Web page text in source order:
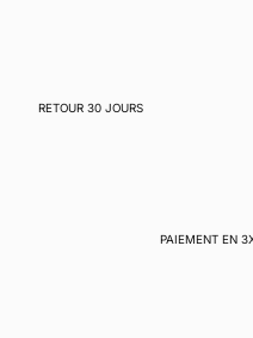
RETOUR 30 JOURS
PAIEMENT EN